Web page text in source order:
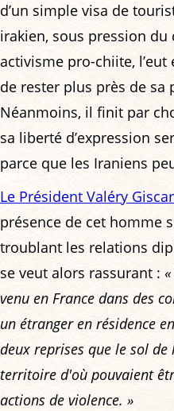
d’un simple visa de
irakien, sous pression
activisme pro-chiite, l’eut
de rester plus près de sa
Néanmoins, il finit par
sa liberté d’expression
parce que les Iraniens
Le Président Valéry
présence de cet homme
troublant les relations
se veut alors rassurant :
venu en France dans des
un étranger en résidence
deux reprises que le sol
territoire d'où pouvaient
actions de violence. »